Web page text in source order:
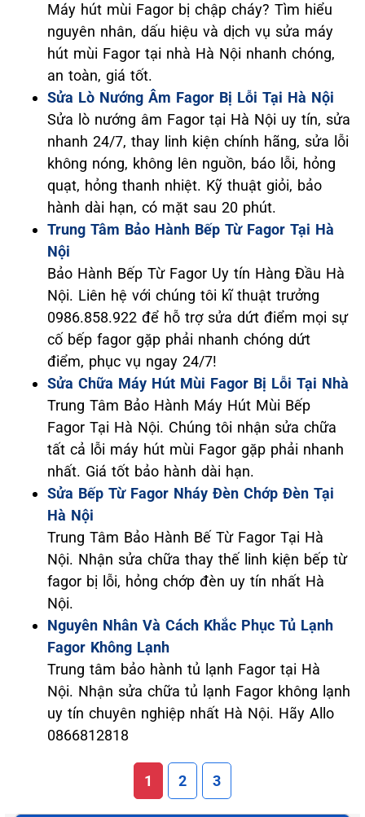
Máy hút mùi Fagor bị chập cháy? Tìm hiểu
nguyên nhân, dấu hiệu và dịch vụ sửa máy
hút mùi Fagor tại nhà Hà Nội nhanh chóng,
an toàn, giá tốt.
Sửa Lò Nướng Âm Fagor Bị Lỗi Tại Hà Nội
Sửa lò nướng âm Fagor tại Hà Nội uy tín, sửa
nhanh 24/7, thay linh kiện chính hãng, sửa lỗi
không nóng, không lên nguồn, báo lỗi, hỏng
quạt, hỏng thanh nhiệt. Kỹ thuật giỏi, bảo
hành dài hạn, có mặt sau 20 phút.
Trung Tâm Bảo Hành Bếp Từ Fagor Tại Hà
Nội
Bảo Hành Bếp Từ Fagor Uy tín Hàng Đầu Hà
Nội. Liên hệ với chúng tôi kĩ thuật trưởng
0986.858.922 để hỗ trợ sửa dứt điểm mọi sự
cố bếp fagor gặp phải nhanh chóng dứt
điểm, phục vụ ngay 24/7!
Sửa Chữa Máy Hút Mùi Fagor Bị Lỗi Tại Nhà
Trung Tâm Bảo Hành Máy Hút Mùi Bếp
Fagor Tại Hà Nội. Chúng tôi nhận sửa chữa
tất cả lỗi máy hút mùi Fagor gặp phải nhanh
nhất. Giá tốt bảo hành dài hạn.
Sửa Bếp Từ Fagor Nháy Đèn Chớp Đèn Tại
Hà Nội
Trung Tâm Bảo Hành Bế Từ Fagor Tại Hà
Nội. Nhận sửa chữa thay thế linh kiện bếp từ
fagor bị lỗi, hỏng chớp đèn uy tín nhất Hà
Nội.
Nguyên Nhân Và Cách Khắc Phục Tủ Lạnh
Fagor Không Lạnh
Trung tâm bảo hành tủ lạnh Fagor tại Hà
Nội. Nhận sửa chữa tủ lạnh Fagor không lạnh
uy tín chuyên nghiệp nhất Hà Nội. Hãy Allo
0866812818
1 2 3